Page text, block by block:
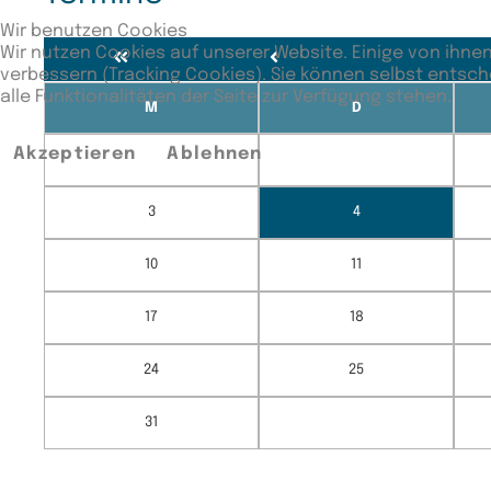
M D
3 4
10 11
17 18
24 25
31
Wir benutzen Cookies
Wir nutzen Cookies auf unserer Website. Einige von
verbessern (Tracking Cookies). Sie können selbst
alle Funktionalitäten der Seite zur Verfügung stehen.
Akzeptieren
Ablehnen